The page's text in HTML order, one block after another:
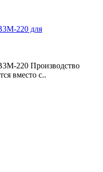
220 для
220 Производство
вместо с..